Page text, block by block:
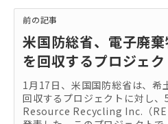
前の記事
米国防総省、電子廃
を回収するプロジェ
1月17日、米国国防総省は、希
回収するプロジェクトに対し
Resource Recycling Inc.（